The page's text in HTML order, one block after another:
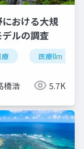
自律性
おける大規
ルの調査
療 医療llm
橋浩 5.7K